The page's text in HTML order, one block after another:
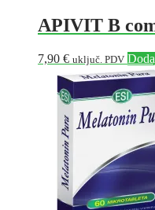
APIVIT B
7,90 € uključ. PDV